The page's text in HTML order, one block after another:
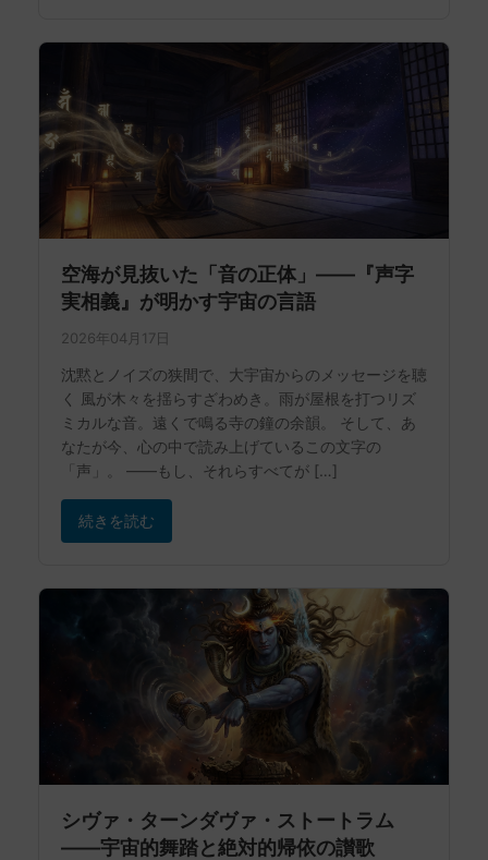
空海が見抜いた「音の正体」——『声字
実相義』が明かす宇宙の言語
2026年04月17日
沈黙とノイズの狭間で、大宇宙からのメッセージを聴
く 風が木々を揺らすざわめき。雨が屋根を打つリズ
ミカルな音。遠くで鳴る寺の鐘の余韻。 そして、あ
なたが今、心の中で読み上げているこの文字の
「声」。 ——もし、それらすべてが […]
続きを読む
シヴァ・ターンダヴァ・ストートラム
——宇宙的舞踏と絶対的帰依の讃歌